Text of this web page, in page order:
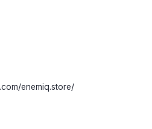
enemiq.store/